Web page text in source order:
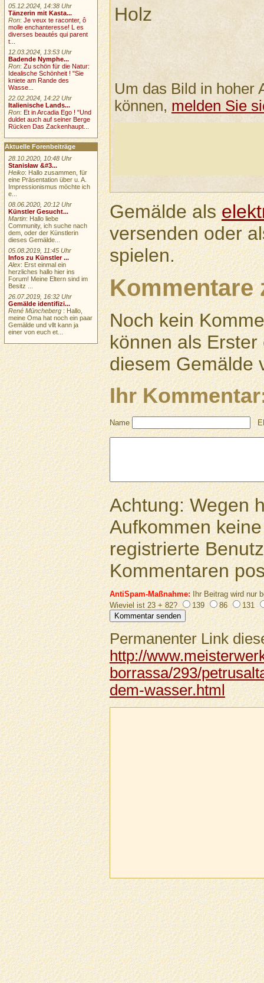
Holz
Um das Bild in hoher
können, melden Sie
Gemälde als
versenden oder
spielen.
Kommentare
Noch kein
können als
diesem Gemälde
Ihr
Name
Achtung: Wegen
Aufkommen
registrierte
Kommentaren
AntiSpam-Maßnahme:Ihr Beitrag wird nur
Wieviel ist 23 + 82?
139 86 131
Permanenter Link
http://
borrassa/293/
dem-wasser.html
05.12.2024, 14:38 Uhr
Tänzerin mit Kasta...
Ron:Je veux te raconter, ô
molle enchanteresse! L es
diverses beautés qui parent
t...
12.03.2024, 13:53 Uhr
Badende Nymphe...
Ron:Zu schön für die Natur:
Idealische Schönheit ! "Sie
kniete am Rande des
Wasse...
22.02.2024, 14:22 Uhr
Italienische Lands...
Ron:Et in Arcadia Ego ! "Und
duldet auch auf seiner Berge
Rücken Das Zackenhaupt...
Aktuelle Forenbeiträge
28.10.2020, 10:48 Uhr
Stanisław &#3...
Heiko: Hallo zusammen, für
eine Präsentation über u. A.
Impressionismus möchte ich
e...
08.06.2020, 20:12 Uhr
Künstler Gesucht...
Martin: Hallo liebe
Community, ich suche nach
dem, oder der Künstlerin
dieses Gemälde...
05.08.2019, 11:45 Uhr
Infos zu Künstler ...
Alex: Erst einmal ein
herzliches hallo hier ins
Forum! Meine Eltern sind im
Besitz ...
26.07.2019, 16:32 Uhr
Gemälde identifizi...
René Müncheberg : Hallo,
meine Oma hat noch ein paar
Gemälde und vllt kann ja
einer von euch et...